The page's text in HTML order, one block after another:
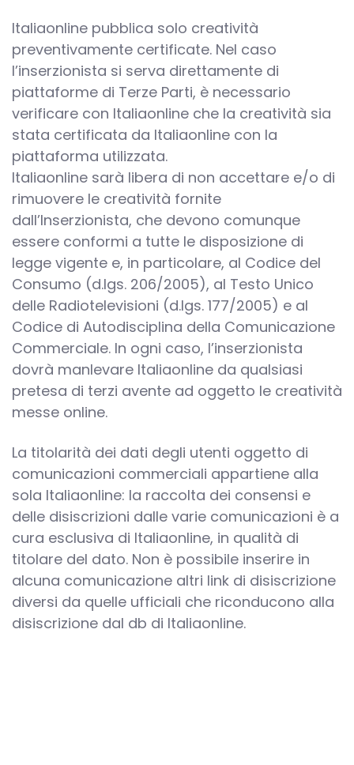
Italiaonline pubblica solo creatività
preventivamente certificate. Nel caso
l’inserzionista si serva direttamente di
piattaforme di Terze Parti, è necessario
verificare con Italiaonline che la creatività sia
stata certificata da Italiaonline con la
piattaforma utilizzata.
Italiaonline sarà libera di non accettare e/o di
rimuovere le creatività fornite
dall’Inserzionista, che devono comunque
essere conformi a tutte le disposizione di
legge vigente e, in particolare, al Codice del
Consumo (d.lgs. 206/2005), al Testo Unico
delle Radiotelevisioni (d.lgs. 177/2005) e al
Codice di Autodisciplina della Comunicazione
Commerciale. In ogni caso, l’inserzionista
dovrà manlevare Italiaonline da qualsiasi
pretesa di terzi avente ad oggetto le creatività
messe online.
La titolarità dei dati degli utenti oggetto di
comunicazioni commerciali appartiene alla
sola Italiaonline: la raccolta dei consensi e
delle disiscrizioni dalle varie comunicazioni è a
cura esclusiva di Italiaonline, in qualità di
titolare del dato. Non è possibile inserire in
alcuna comunicazione altri link di disiscrizione
diversi da quelle ufficiali che riconducono alla
disiscrizione dal db di Italiaonline.